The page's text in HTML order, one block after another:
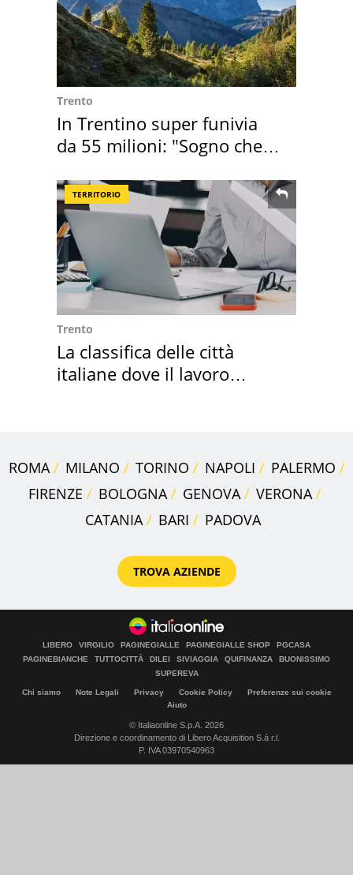
Trento
In Trentino super funivia
da 55 milioni: "Sogno che si
TERRITORIO
Trento
La classifica delle città
italiane dove il lavoro
ROMA MILANO TORINO NAPOLI
PALERMO
FIRENZE
BOLOGNA GENOVA
VERONA
CATANIA
BARI PADOVA
TROVA AZIENDE
LIBERO VIRGILIO PAGINEGIALLE PAGINEGIALLE SHOP
PGCASA
PAGINEBIANCHE
TUTTOCITTÀ DILEI SIVIAGGIA QUIFINANZA
BUONISSIMO
SUPEREVA
Chi siamo Note Legali Privacy Cookie Policy
Preferenze sui cookie
Aiuto
© Italiaonline S.p.A. 2026
Direzione e coordinamento di Libero Acquisition S.á r.l.
P. IVA 03970540963